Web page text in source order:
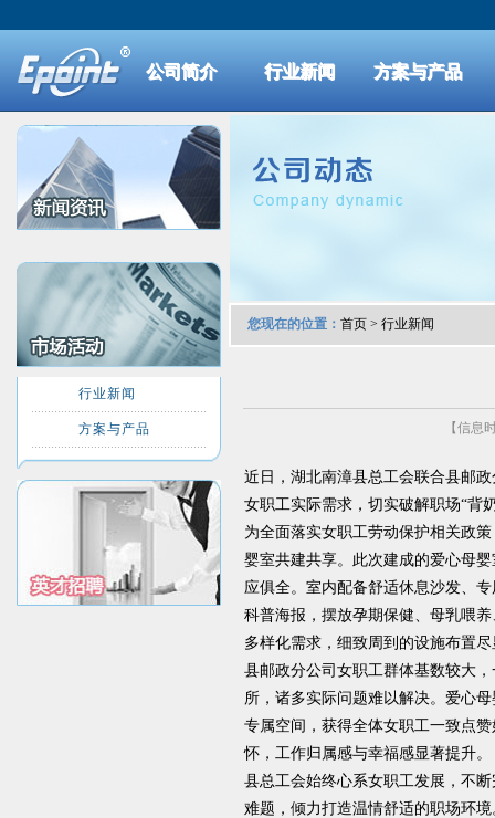
公司简介 行业新闻 方案与产品
行业新闻
方案与产品
您现在的位置： 首页 > 行业新闻
【信息
近日，湖北南漳县总工会联合县邮
女职工实际需求，切实破解职场“背
为全面落实女职工劳动保护相关政
婴室共建共享。此次建成的爱心母
应俱全。室内配备舒适休息沙发、
科普海报，摆放孕期保健、母乳喂
多样化需求，细致周到的设施布置
县邮政分公司女职工群体基数较大
所，诸多实际问题难以解决。爱心
专属空间，获得全体女职工一致点
怀，工作归属感与幸福感显著提升。
县总工会始终心系女职工发展，不
难题，倾力打造温情舒适的职场环